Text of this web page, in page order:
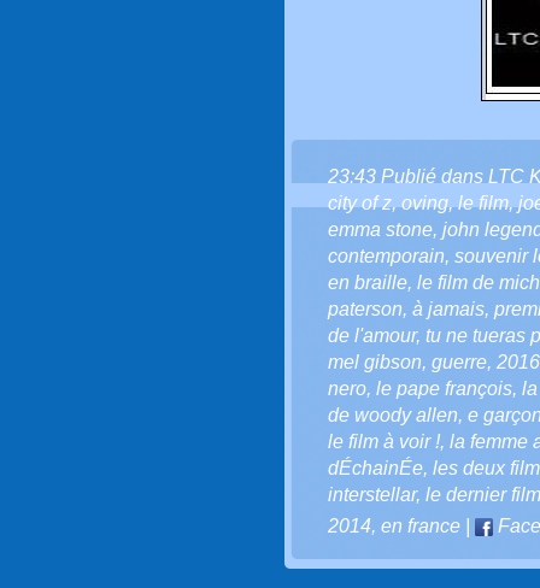
23:43 Publié dans LTC
city of z,oving,le film,
emma stone, john
contemporain, souvenir
en braille, le film de
paterson, à jamais,
de l'amour, tu ne tueras
mel gibson, guerre, 2016
nero, le pape françois,
de woody allen, e
le film à voir !, la femme
dÉchainÉe, les deux
interstellar, le dernier film
2014, en france